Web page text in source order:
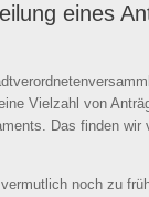
eines
Vielzahl von
Das finden
noch zu